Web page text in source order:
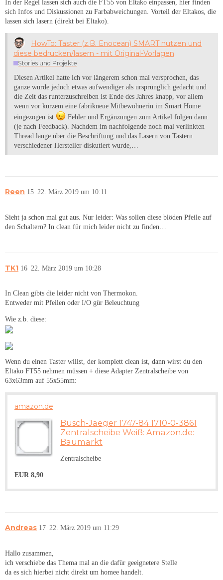
In der Regel lassen sich auch die FT55 von Eltako einpassen, hier finden
sich Infos und Diskussionen zu Farbabweichungen. Vorteil der Eltakos, die
lassen sich lasern (direkt bei Eltako).
HowTo: Taster (z.B. Enocean) SMART nutzen und
diese bedrucken/lasern - mit Original-Vorlagen
Stories und Projekte
Diesen Artikel hatte ich vor längerem schon mal versprochen, das
ganze wurde jedoch etwas aufwendiger als ursprünglich gedacht und
die Zeit das runterzuschreiben ist Ende des Jahres knapp, vor allem
wenn vor kurzem eine fabrikneue Mitbewohnerin im Smart Home
eingezogen ist
Fehler und Ergänzungen zum Artikel folgen dann
(je nach Feedback). Nachdem im nachfolgende noch mal verlinkten
Thread lange über die Beschriftung und das Lasern von Tastern
verschiedener Hersteller diskutiert wurde,…
Reen 22. März 2019 um 10:11
15
Sieht ja schon mal gut aus. Nur leider: Was sollen diese blöden Pfeile auf
den Schaltern? In clean für mich leider nicht zu finden…
TK1 22. März 2019 um 10:28
16
In Clean gibts die leider nicht von Thermokon.
Entweder mit Pfeilen oder I/O gür Beleuchtung
Wie z.b. diese:
Wenn du einen Taster willst, der komplett clean ist, dann wirst du den
Eltako FT55 nehmen müssen + diese Adapter Zentralscheibe von
63x63mm auf 55x55mm:
amazon.de
Busch-Jaeger 1747-84 1710-0-3861
Zentralscheibe Weiß: Amazon.de:
Baumarkt
Zentralscheibe
EUR 8,90
Andreas 22. März 2019 um 11:29
17
Hallo zusammen,
ich verschiebe das Thema mal an die dafür geeignetere Stelle
da es sich hierbei nicht direkt um homee handelt.